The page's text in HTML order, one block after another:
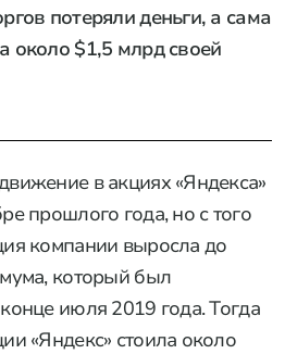
потеряли деньги, а сама
около $1,5 млрд своей
в акциях «Яндекса»
прошлого года, но с того
компании выросла до
который был
июля 2019 года. Тогда
«Яндекс» стоила около